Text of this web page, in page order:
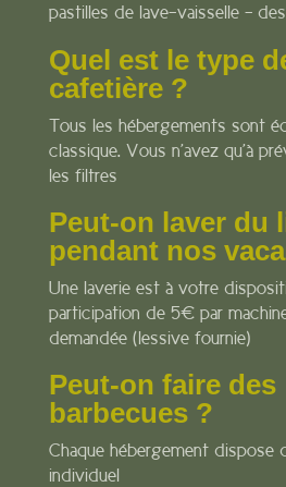
pastilles de lave-vaisselle –
Quel est le type
cafetière ?
Tous les hébergements sont
classique. Vous n’avez qu’à
les filtres
Peut-on laver du
pendant nos
Une laverie est à votre
participation de 5€ par
demandée (lessive fournie)
Peut-on faire des
barbecues ?
Chaque hébergement dispose
individuel